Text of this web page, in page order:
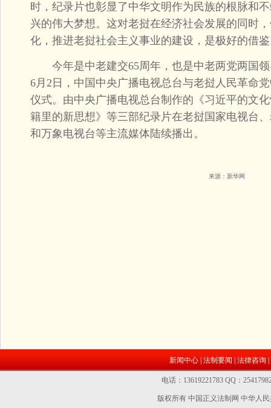
时，纪录片也彰显了中华文明作为民族的根脉和
兴的伟大梦想。这对老挝在经济社会发展的同时
化，推进老挝社会主义事业的建设，是极好的借
今年是中老建交65周年，也是中老两党两国领
6月2日，中国中央广播电视总台与老挝人民革命
仪式。由中央广播电视总台制作的《习近平的文
籍里的新思想》等三部纪录片在老挝国家电视台
和万象电视台等主流媒体陆续播出。
来源：新华网
新闻中心 法制要闻 法律咨询
电话：13619221783 QQ：
版权所有 中国正义法制网中华人